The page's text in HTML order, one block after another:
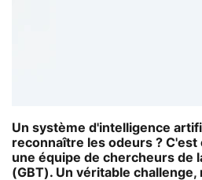
Un système d'intelligence
reconnaître les odeurs ? C'est
une équipe de chercheurs de
(GBT). Un véritable